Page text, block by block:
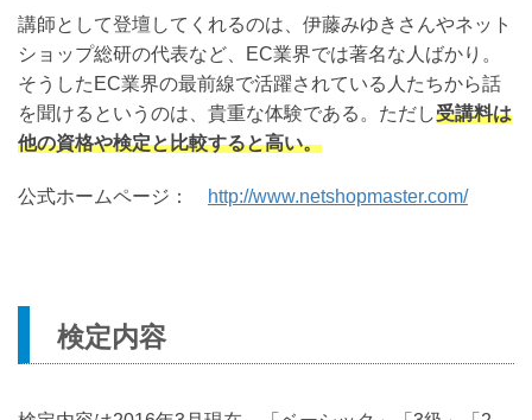
講師として登壇してくれるのは、伊藤みゆきさんやネット
ショップ総研の代表など、EC業界では著名な人ばかり。
そうしたEC業界の最前線で活躍されている人たちから話
を聞けるというのは、貴重な体験である。ただし受講料は
他の資格や検定と比較すると高い。
公式ホームページ： http://www.netshopmaster.com/
検定内容